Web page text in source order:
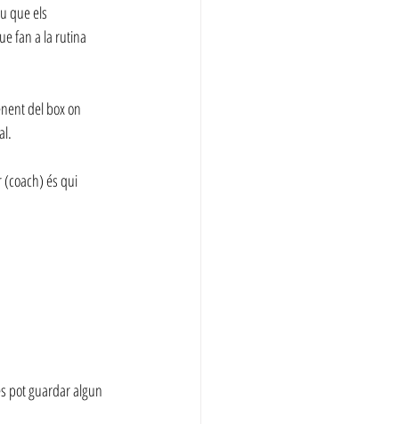
que els
fan a la rutina
del box on
és qui
pot guardar algun